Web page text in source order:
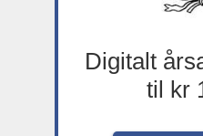
Digitalt
til kr